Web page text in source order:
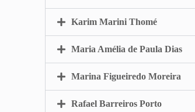
Karim Marini Thomé
Maria Amélia de Paula Dias
Marina Figueiredo Moreira
Rafael Barreiros Porto